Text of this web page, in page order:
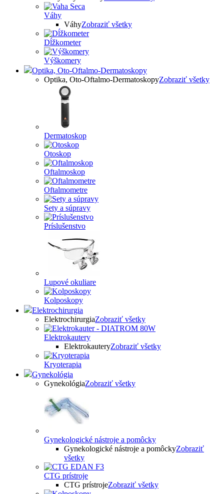
Váhy
VáhyZobraziť všetky
Dĺžkometer
Výškomery
Optika, Oto-Oftalmo-Dermatoskopy
Optika, Oto-Oftalmo-DermatoskopyZobraziť všetky
Dermatoskop
Otoskop
Oftalmoskop
Oftalmometre
Sety a súpravy
Príslušenstvo
Lupové okuliare
Kolposkopy
Elektrochirurgia
ElektrochirurgiaZobraziť všetky
Elektrokautery
ElektrokauteryZobraziť všetky
Kryoterapia
Gynekológia
GynekológiaZobraziť všetky
Gynekologické nástroje a pomôcky
Gynekologické nástroje a pomôckyZobraziť
všetky
CTG prístroje
CTG prístrojeZobraziť všetky